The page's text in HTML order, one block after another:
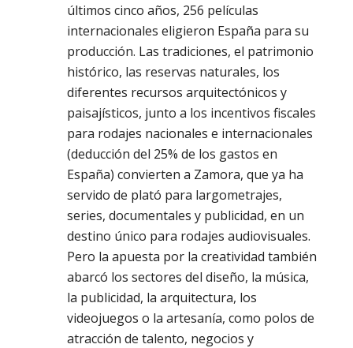
últimos cinco años, 256 películas
internacionales eligieron España para su
producción. Las tradiciones, el patrimonio
histórico, las reservas naturales, los
diferentes recursos arquitectónicos y
paisajísticos, junto a los incentivos fiscales
para rodajes nacionales e internacionales
(deducción del 25% de los gastos en
España) convierten a Zamora, que ya ha
servido de plató para largometrajes,
series, documentales y publicidad, en un
destino único para rodajes audiovisuales.
Pero la apuesta por la creatividad también
abarcó los sectores del diseño, la música,
la publicidad, la arquitectura, los
videojuegos o la artesanía, como polos de
atracción de talento, negocios y